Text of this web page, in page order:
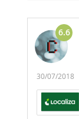
6.6
30/07/2018